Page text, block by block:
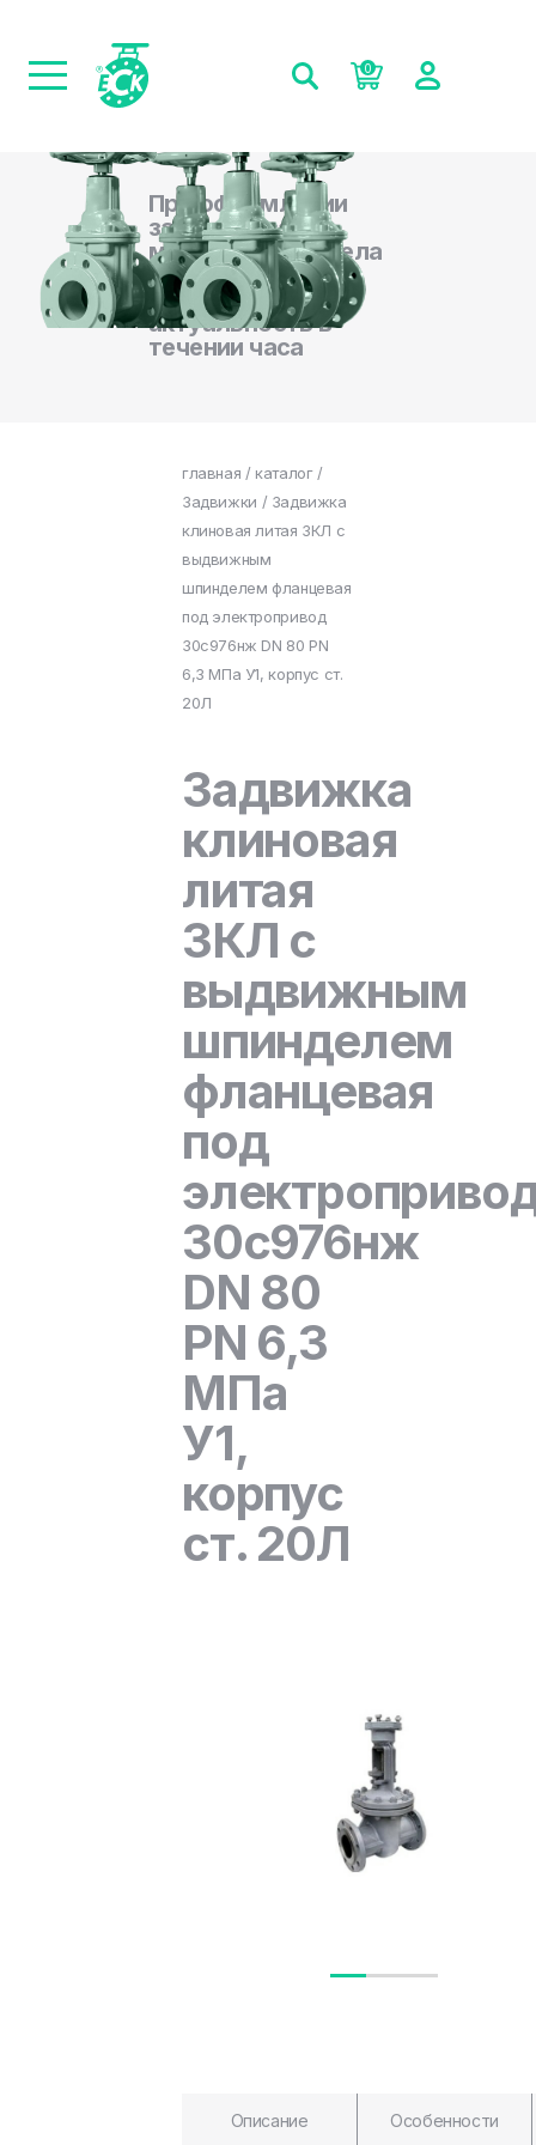
0
При оформлении
заказа на сайте,
менеджеры отдела
продаж
подтверждают
актуальность в
течении часа
главная / каталог/
Задвижки / Задвижка
клиновая литая ЗКЛ с
выдвижным
шпинделем фланцевая
под электропривод
30с976нж DN 80 PN
6,3 МПа У1, корпус ст.
20Л
Задвижка
клиновая
литая
ЗКЛ с
выдвижным
шпинделем
фланцевая
под
30с976нж
DN 80
PN 6,3
МПа
У1,
корпус
ст. 20Л
Описание Особенности